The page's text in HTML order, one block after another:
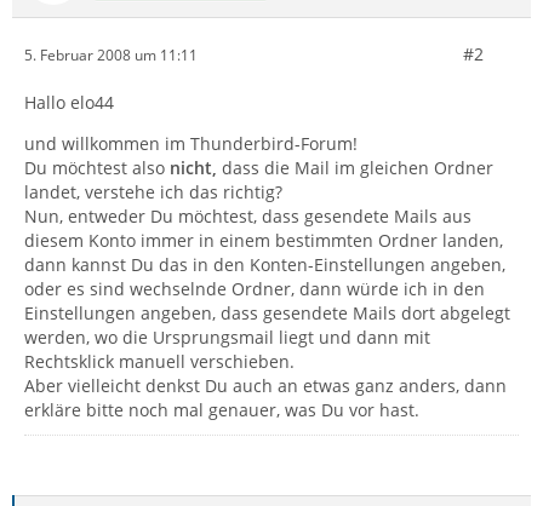
5. Februar 2008 um 11:11 #2
Hallo elo44
und willkommen im Thunderbird-Forum!
Du möchtest also nicht, dass die Mail im gleichen Ordner
landet, verstehe ich das richtig?
Nun, entweder Du möchtest, dass gesendete Mails aus
diesem Konto immer in einem bestimmten Ordner landen,
dann kannst Du das in den Konten-Einstellungen angeben,
oder es sind wechselnde Ordner, dann würde ich in den
Einstellungen angeben, dass gesendete Mails dort abgelegt
werden, wo die Ursprungsmail liegt und dann mit
Rechtsklick manuell verschieben.
Aber vielleicht denkst Du auch an etwas ganz anders, dann
erkläre bitte noch mal genauer, was Du vor hast.